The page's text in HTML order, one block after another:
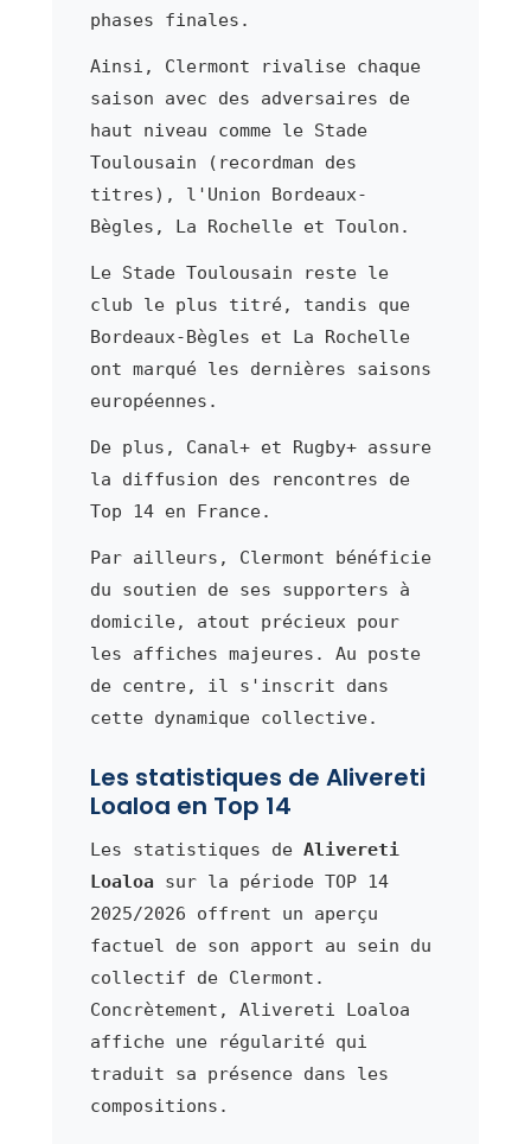
phases finales.
Ainsi, Clermont rivalise chaque
saison avec des adversaires de
haut niveau comme le Stade
Toulousain (recordman des
titres), l'Union Bordeaux-
Bègles, La Rochelle et Toulon.
Le Stade Toulousain reste le
club le plus titré, tandis que
Bordeaux-Bègles et La Rochelle
ont marqué les dernières saisons
européennes.
De plus, Canal+ et Rugby+ assure
la diffusion des rencontres de
Top 14 en France.
Par ailleurs, Clermont bénéficie
du soutien de ses supporters à
domicile, atout précieux pour
les affiches majeures. Au poste
de centre, il s'inscrit dans
cette dynamique collective.
Les statistiques de Alivereti
Loaloa en Top 14
Les statistiques de Alivereti
Loaloa sur la période TOP 14
2025/2026 offrent un aperçu
factuel de son apport au sein du
collectif de Clermont.
Concrètement, Alivereti Loaloa
affiche une régularité qui
traduit sa présence dans les
compositions.